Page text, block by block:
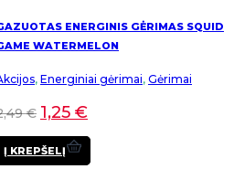
ENERGINIS GĖRIMAS SQUID
WATERMELON
, Energiniai gėrimai, Gėrimai
€ 1,25 €
Į KREPŠELĮ